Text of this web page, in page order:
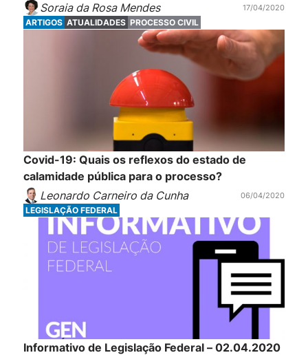
Soraia da Rosa Mendes
17/04/2020
ARTIGOS ATUALIDADES PROCESSO CIVIL
Covid-19: Quais os reflexos do estado de
calamidade pública para o processo?
Leonardo Carneiro da Cunha
06/04/2020
LEGISLAÇÃO FEDERAL
Informativo de Legislação Federal – 02.04.2020